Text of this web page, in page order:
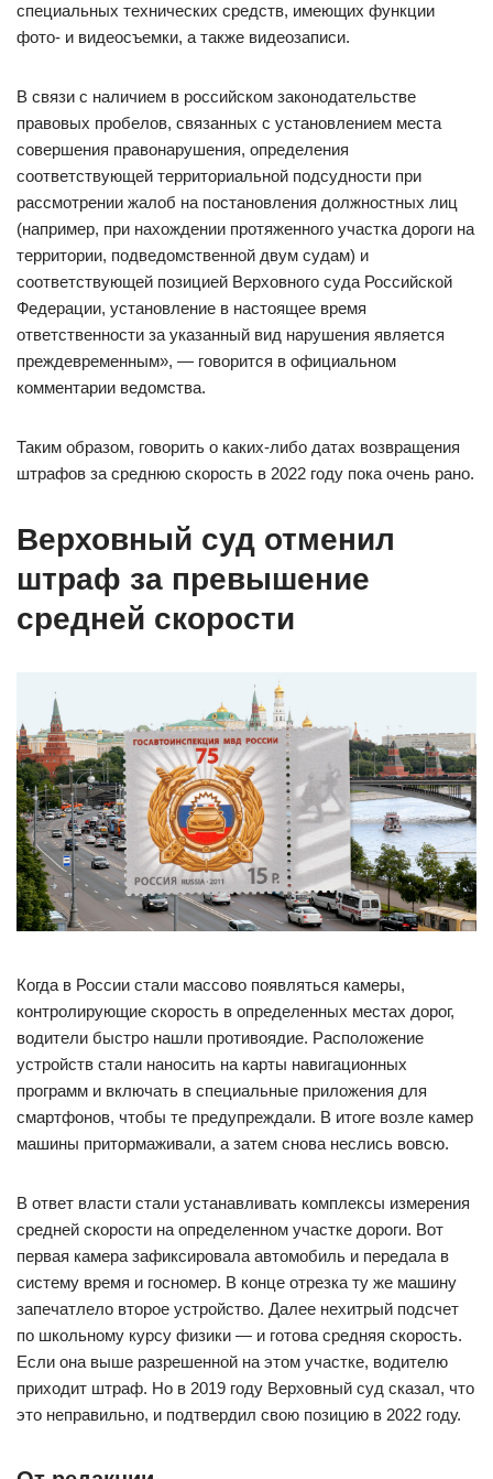
специальных технических средств, имеющих функции
фото- и видеосъемки, а также видеозаписи.
В связи с наличием в российском законодательстве
правовых пробелов, связанных с установлением места
совершения правонарушения, определения
соответствующей территориальной подсудности при
рассмотрении жалоб на постановления должностных лиц
(например, при нахождении протяженного участка дороги на
территории, подведомственной двум судам) и
соответствующей позицией Верховного суда Российской
Федерации, установление в настоящее время
ответственности за указанный вид нарушения является
преждевременным», — говорится в официальном
комментарии ведомства.
Таким образом, говорить о каких-либо датах возвращения
штрафов за среднюю скорость в 2022 году пока очень рано.
Верховный суд отменил
штраф за превышение
средней скорости
Когда в России стали массово появляться камеры,
контролирующие скорость в определенных местах дорог,
водители быстро нашли противоядие. Расположение
устройств стали наносить на карты навигационных
программ и включать в специальные приложения для
смартфонов, чтобы те предупреждали. В итоге возле камер
машины притормаживали, а затем снова неслись вовсю.
В ответ власти стали устанавливать комплексы измерения
средней скорости на определенном участке дороги. Вот
первая камера зафиксировала автомобиль и передала в
систему время и госномер. В конце отрезка ту же машину
запечатлело второе устройство. Далее нехитрый подсчет
по школьному курсу физики — и готова средняя скорость.
Если она выше разрешенной на этом участке, водителю
приходит штраф. Но в 2019 году Верховный суд сказал, что
это неправильно, и подтвердил свою позицию в 2022 году.